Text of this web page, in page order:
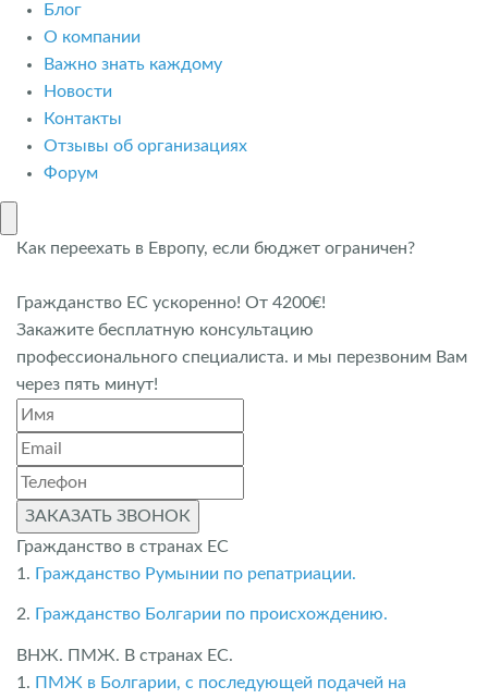
Блог
О компании
Важно знать каждому
Новости
Контакты
Отзывы об организациях
Форум
Как переехать в Европу, если бюджет ограничен?
Гражданство ЕС ускоренно! От 4200€!
Закажите бесплатную консультацию
профессионального специалиста. и мы перезвоним Вам
через пять минут!
ЗАКАЗАТЬ ЗВОНОК
Гражданство в странах ЕС
1. Гражданство Румынии по репатриации.
2. Гражданство Болгарии по происхождению.
ВНЖ. ПМЖ. В странах ЕС.
1. ПМЖ в Болгарии, с последующей подачей на